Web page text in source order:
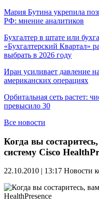
Мария Бутина укрепила
РФ: мнение аналитиков
Бухгалтер в штате или
«Бухгалтерский Квартал»
выбрать в 2026 году
Иран усиливает давление
американских операциях
Орбитальная сеть растет:
превысило 30
Все новости
Когда вы
систему Cisco
22.10.2010 | 13:17 Новости